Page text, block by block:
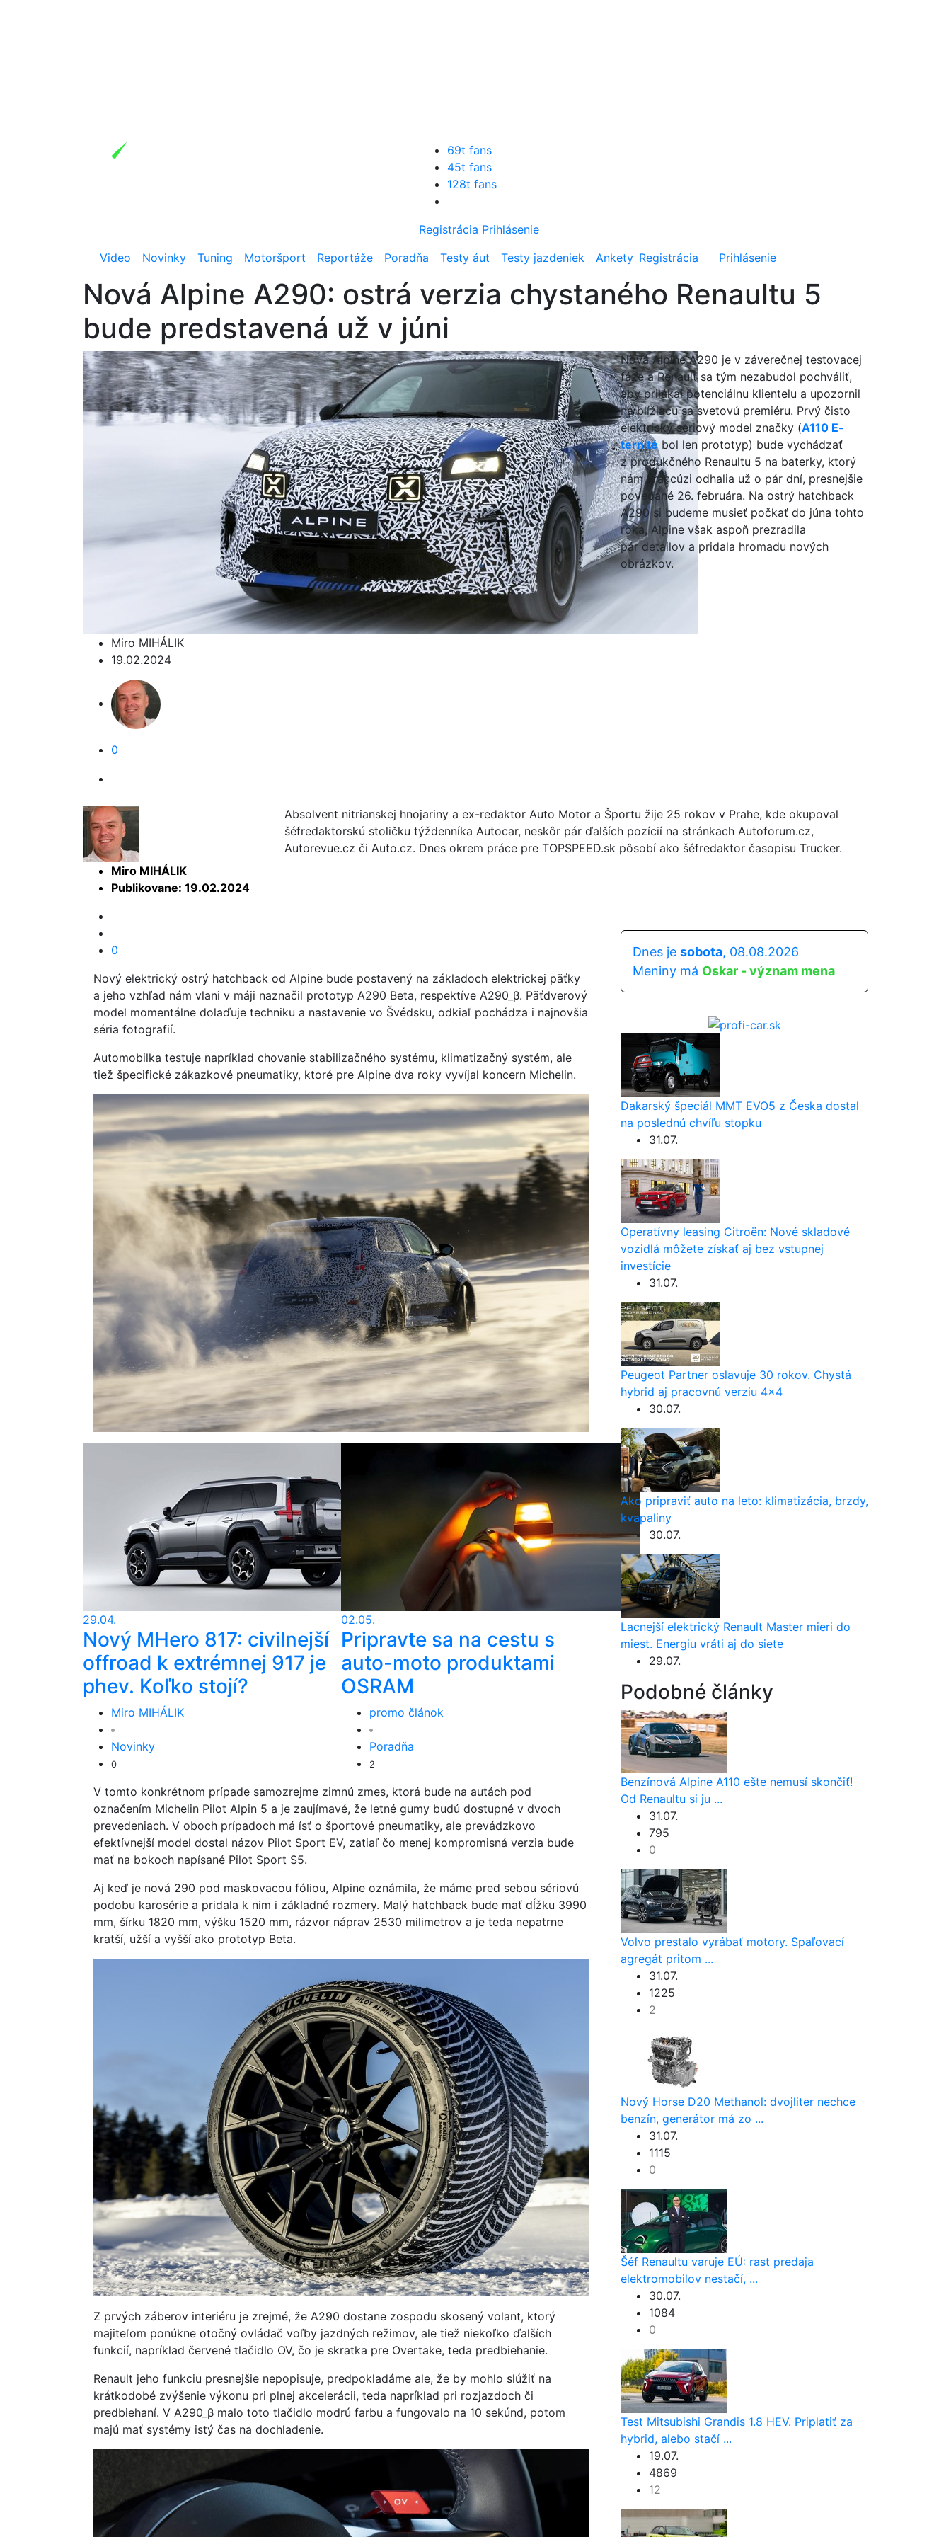
69t fans
45t fans
128t fans
Registrácia Prihlásenie
Video
Novinky Tuning Motoršport Reportáže Poradňa Testy áut Testy jazdeniek Ankety Registrácia Prihlásenie
Nová Alpine A290: ostrá verzia chystaného Renaultu 5
bude predstavená už v júni
Miro MIHÁLIK
19.02.2024
0
Nová Alpine A290 je v záverečnej testovacej
fáze a Renault sa tým nezabudol pochváliť,
aby prilákal potenciálnu klientelu a upozornil
na blížiacu sa svetovú premiéru. Prvý čisto
elektrický sériový model značky (A110 E-
ternité bol len prototyp) bude vychádzať
z produkčného Renaultu 5 na baterky, ktorý
nám Francúzi odhalia už o pár dní, presnejšie
povedané 26. februára. Na ostrý hatchback
A290 si budeme musieť počkať do júna tohto
roka, Alpine však aspoň prezradila
pár detailov a pridala hromadu nových
obrázkov.
Miro MIHÁLIK
Publikovane: 19.02.2024
Absolvent nitrianskej hnojariny a ex-redaktor Auto Motor a Športu žije 25 rokov v Prahe, kde okupoval
šéfredaktorskú stoličku týždenníka Autocar, neskôr pár ďalších pozícií na stránkach Autoforum.cz,
Autorevue.cz či Auto.cz. Dnes okrem práce pre TOPSPEED.sk pôsobí ako šéfredaktor časopisu Trucker.
0
Nový elektrický ostrý hatchback od Alpine bude postavený na základoch elektrickej päťky
a jeho vzhľad nám vlani v máji naznačil prototyp A290 Beta, respektíve A290_β. Päťdverový
model momentálne dolaďuje techniku a nastavenie vo Švédsku, odkiaľ pochádza i najnovšia
séria fotografií.
Automobilka testuje napríklad chovanie stabilizačného systému, klimatizačný systém, ale
tiež špecifické zákazkové pneumatiky, ktoré pre Alpine dva roky vyvíjal koncern Michelin.
29.04.
Nový MHero 817: civilnejší
offroad k extrémnej 917 je
phev. Koľko stojí?
Miro MIHÁLIK
Novinky
0
02.05.
Pripravte sa na cestu s
auto-moto produktami
OSRAM
promo článok
Poradňa
2
V tomto konkrétnom prípade samozrejme zimnú zmes, ktorá bude na autách pod
označením Michelin Pilot Alpin 5 a je zaujímavé, že letné gumy budú dostupné v dvoch
prevedeniach. V oboch prípadoch má ísť o športové pneumatiky, ale prevádzkovo
efektívnejší model dostal názov Pilot Sport EV, zatiaľ čo menej kompromisná verzia bude
mať na bokoch napísané Pilot Sport S5.
Aj keď je nová 290 pod maskovacou fóliou, Alpine oznámila, že máme pred sebou sériovú
podobu karosérie a pridala k nim i základné rozmery. Malý hatchback bude mať dĺžku 3990
mm, šírku 1820 mm, výšku 1520 mm, rázvor náprav 2530 milimetrov a je teda nepatrne
kratší, užší a vyšší ako prototyp Beta.
Z prvých záberov interiéru je zrejmé, že A290 dostane zospodu skosený volant, ktorý
majiteľom ponúkne otočný ovládač voľby jazdných režimov, ale tiež niekoľko ďalších
funkcií, napríklad červené tlačidlo OV, čo je skratka pre Overtake, teda predbiehanie.
Renault jeho funkciu presnejšie nepopisuje, predpokladáme ale, že by mohlo slúžiť na
krátkodobé zvýšenie výkonu pri plnej akcelerácii, teda napríklad pri rozjazdoch či
predbiehaní. V A290_β malo toto tlačidlo modrú farbu a fungovalo na 10 sekúnd, potom
majú mať systémy istý čas na dochladenie.
Dnes je sobota, 08.08.2026
Meniny má Oskar - význam mena
Dakarský špeciál MMT EVO5 z Česka dostal
na poslednú chvíľu stopku
31.07.
Operatívny leasing Citroën: Nové skladové
vozidlá môžete získať aj bez vstupnej
investície
31.07.
Peugeot Partner oslavuje 30 rokov. Chystá
hybrid aj pracovnú verziu 4×4
30.07.
Ako pripraviť auto na leto: klimatizácia, brzdy,
kvapaliny
30.07.
Lacnejší elektrický Renault Master mieri do
miest. Energiu vráti aj do siete
29.07.
Podobné články
Benzínová Alpine A110 ešte nemusí skončiť!
Od Renaultu si ju ...
31.07.
795
0
Volvo prestalo vyrábať motory. Spaľovací
agregát pritom ...
31.07.
1225
2
Nový Horse D20 Methanol: dvojliter nechce
benzín, generátor má zo ...
31.07.
1115
0
Šéf Renaultu varuje EÚ: rast predaja
elektromobilov nestačí, ...
30.07.
1084
0
Test Mitsubishi Grandis 1.8 HEV. Priplatiť za
hybrid, alebo stačí ...
19.07.
4869
12